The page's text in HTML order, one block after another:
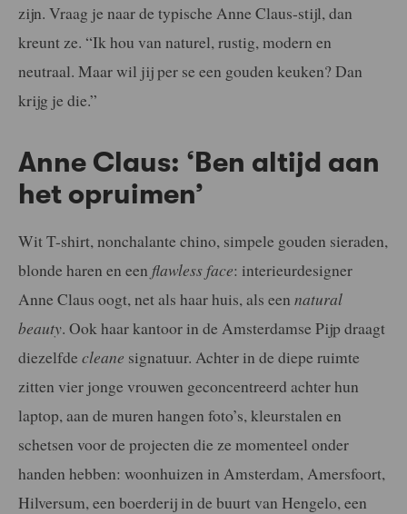
zijn. Vraag je naar de typische Anne Claus-stijl, dan
kreunt ze. “Ik hou van naturel, rustig, modern en
neutraal. Maar wil jij per se een gouden keuken? Dan
krijg je die.”
Anne Claus: ‘Ben altijd aan
het opruimen’
Wit T-shirt, nonchalante chino, simpele gouden sieraden,
blonde haren en een flawless face: interieurdesigner
Anne Claus oogt, net als haar huis, als een natural
beauty. Ook haar kantoor in de Amsterdamse Pijp draagt
diezelfde cleane signatuur. Achter in de diepe ruimte
zitten vier jonge vrouwen geconcentreerd achter hun
laptop, aan de muren hangen foto’s, kleurstalen en
schetsen voor de projecten die ze momenteel onder
handen hebben: woonhuizen in Amsterdam, Amersfoort,
Hilversum, een boerderij in de buurt van Hengelo, een